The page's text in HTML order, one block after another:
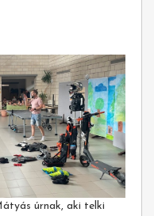
úrnak, aki telki